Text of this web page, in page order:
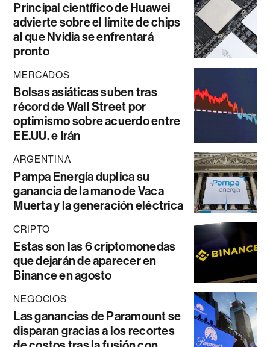
Principal científico de Huawei
advierte sobre el límite de chips
al que Nvidia se enfrentará
pronto
MERCADOS
Bolsas asiáticas suben tras
récord de Wall Street por
optimismo sobre acuerdo entre
EE.UU. e Irán
ARGENTINA
Pampa Energía duplica su
ganancia de la mano de Vaca
Muerta y la generación eléctrica
CRIPTO
Estas son las 6 criptomonedas
que dejarán de aparecer en
Binance en agosto
NEGOCIOS
Las ganancias de Paramount se
disparan gracias a los recortes